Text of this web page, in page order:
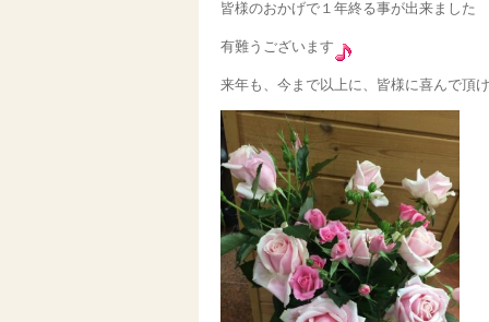
皆様のおかげで１年終る事が出来ました
有難うございます
来年も、今まで以上に、皆様に喜んで頂